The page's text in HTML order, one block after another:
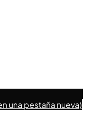
una pestaña nueva)